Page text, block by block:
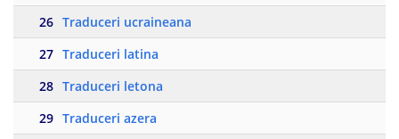
26 Traduceri ucraineana
27 Traduceri latina
28 Traduceri letona
29 Traduceri azera